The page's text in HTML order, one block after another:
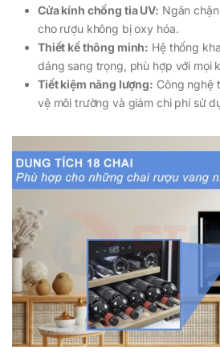
Cửa kính chống tia UV: Ngăn
cho rượu không bị oxy hóa.
Thiết kế thông minh: Hệ thống
dáng sang trọng, phù hợp với mọi
Tiết kiệm năng lượng: Công nghệ
vệ môi trường và giảm chi phí sử